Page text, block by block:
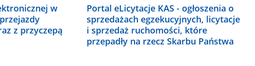
w
z przyczepą
Portal eLicytacje KAS - ogłoszenia o
sprzedażach egzekucyjnych, licytacje
i sprzedaż ruchomości, które
przepadły na rzecz Skarbu Państwa